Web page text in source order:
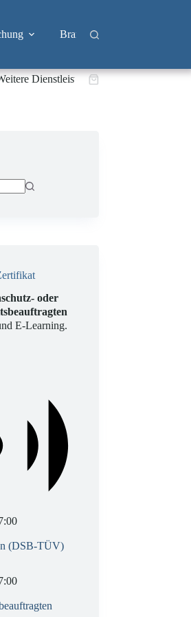
Branchen
DienstleistungenWarenkorb
oder
E-Learning.
(DSB-TÜV)